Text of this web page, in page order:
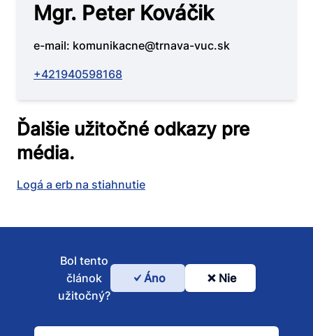
Mgr. Peter Kováčik
e-mail: komunikacne@trnava-vuc.sk
+421940598168
Ďalšie užitočné odkazy pre
média.
Logá a erb na stiahnutie
Bol
Bol tento
článok
užitočný?
Áno Nie